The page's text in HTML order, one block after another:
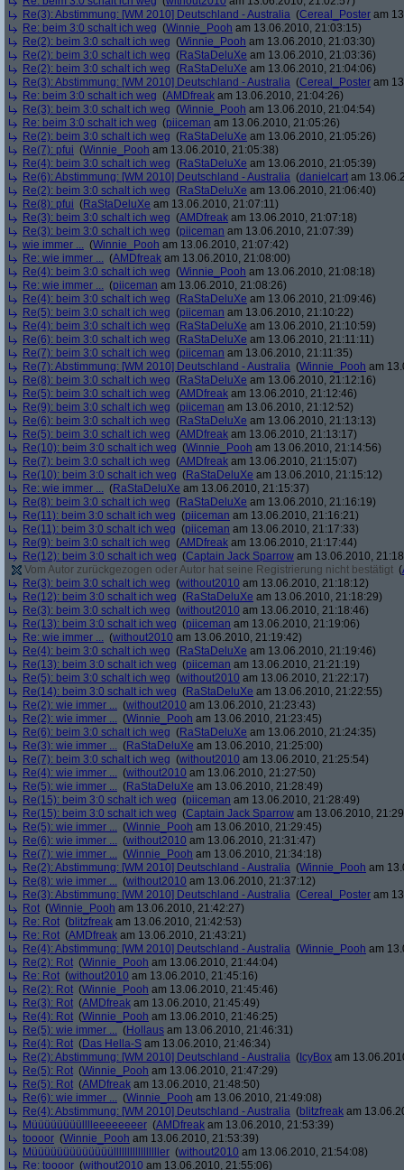
Re(3): Abstimmung: [WM 2010] Deutschland - Australia (Cereal_Poster am
Re: beim 3:0 schalt ich weg (Winnie_Pooh am 13.06.2010, 21:03:15)
Re(2): beim 3:0 schalt ich weg (Winnie_Pooh am 13.06.2010, 21:03:30)
Re(2): beim 3:0 schalt ich weg (RaStaDeluXe am 13.06.2010, 21:03:36)
Re(2): beim 3:0 schalt ich weg (RaStaDeluXe am 13.06.2010, 21:04:06)
Re(3): Abstimmung: [WM 2010] Deutschland - Australia (Cereal_Poster am
Re: beim 3:0 schalt ich weg (AMDfreak am 13.06.2010, 21:04:26)
Re(3): beim 3:0 schalt ich weg (Winnie_Pooh am 13.06.2010, 21:04:54)
Re: beim 3:0 schalt ich weg (piiceman am 13.06.2010, 21:05:26)
Re(2): beim 3:0 schalt ich weg (RaStaDeluXe am 13.06.2010, 21:05:26)
Re(7): pfui (Winnie_Pooh am 13.06.2010, 21:05:38)
Re(4): beim 3:0 schalt ich weg (RaStaDeluXe am 13.06.2010, 21:05:39)
Re(6): Abstimmung: [WM 2010] Deutschland - Australia (danielcart am
Re(2): beim 3:0 schalt ich weg (RaStaDeluXe am 13.06.2010, 21:06:40)
Re(8): pfui (RaStaDeluXe am 13.06.2010, 21:07:11)
Re(3): beim 3:0 schalt ich weg (AMDfreak am 13.06.2010, 21:07:18)
Re(3): beim 3:0 schalt ich weg (piiceman am 13.06.2010, 21:07:39)
wie immer ... (Winnie_Pooh am 13.06.2010, 21:07:42)
Re: wie immer ... (AMDfreak am 13.06.2010, 21:08:00)
Re(4): beim 3:0 schalt ich weg (Winnie_Pooh am 13.06.2010, 21:08:18)
Re: wie immer ... (piiceman am 13.06.2010, 21:08:26)
Re(4): beim 3:0 schalt ich weg (RaStaDeluXe am 13.06.2010, 21:09:46)
Re(5): beim 3:0 schalt ich weg (piiceman am 13.06.2010, 21:10:22)
Re(4): beim 3:0 schalt ich weg (RaStaDeluXe am 13.06.2010, 21:10:59)
Re(6): beim 3:0 schalt ich weg (RaStaDeluXe am 13.06.2010, 21:11:11)
Re(7): beim 3:0 schalt ich weg (piiceman am 13.06.2010, 21:11:35)
Re(7): Abstimmung: [WM 2010] Deutschland - Australia (Winnie_Pooh am
Re(8): beim 3:0 schalt ich weg (RaStaDeluXe am 13.06.2010, 21:12:16)
Re(5): beim 3:0 schalt ich weg (AMDfreak am 13.06.2010, 21:12:46)
Re(9): beim 3:0 schalt ich weg (piiceman am 13.06.2010, 21:12:52)
Re(6): beim 3:0 schalt ich weg (RaStaDeluXe am 13.06.2010, 21:13:13)
Re(5): beim 3:0 schalt ich weg (AMDfreak am 13.06.2010, 21:13:17)
Re(10): beim 3:0 schalt ich weg (Winnie_Pooh am 13.06.2010, 21:14:56)
Re(7): beim 3:0 schalt ich weg (AMDfreak am 13.06.2010, 21:15:07)
Re(10): beim 3:0 schalt ich weg (RaStaDeluXe am 13.06.2010, 21:15:12)
Re: wie immer ... (RaStaDeluXe am 13.06.2010, 21:15:37)
Re(8): beim 3:0 schalt ich weg (RaStaDeluXe am 13.06.2010, 21:16:19)
Re(11): beim 3:0 schalt ich weg (piiceman am 13.06.2010, 21:16:21)
Re(11): beim 3:0 schalt ich weg (piiceman am 13.06.2010, 21:17:33)
Re(9): beim 3:0 schalt ich weg (AMDfreak am 13.06.2010, 21:17:44)
Re(12): beim 3:0 schalt ich weg (Captain Jack Sparrow am 13.06.2010,
Vom Autor zurückgezogen oder Autor hat seine Registrierung nicht bestätigt (
Re(3): beim 3:0 schalt ich weg (without2010 am 13.06.2010, 21:18:12)
Re(12): beim 3:0 schalt ich weg (RaStaDeluXe am 13.06.2010, 21:18:29)
Re(3): beim 3:0 schalt ich weg (without2010 am 13.06.2010, 21:18:46)
Re(13): beim 3:0 schalt ich weg (piiceman am 13.06.2010, 21:19:06)
Re: wie immer ... (without2010 am 13.06.2010, 21:19:42)
Re(4): beim 3:0 schalt ich weg (RaStaDeluXe am 13.06.2010, 21:19:46)
Re(13): beim 3:0 schalt ich weg (piiceman am 13.06.2010, 21:21:19)
Re(5): beim 3:0 schalt ich weg (without2010 am 13.06.2010, 21:22:17)
Re(14): beim 3:0 schalt ich weg (RaStaDeluXe am 13.06.2010, 21:22:55)
Re(2): wie immer ... (without2010 am 13.06.2010, 21:23:43)
Re(2): wie immer ... (Winnie_Pooh am 13.06.2010, 21:23:45)
Re(6): beim 3:0 schalt ich weg (RaStaDeluXe am 13.06.2010, 21:24:35)
Re(3): wie immer ... (RaStaDeluXe am 13.06.2010, 21:25:00)
Re(7): beim 3:0 schalt ich weg (without2010 am 13.06.2010, 21:25:54)
Re(4): wie immer ... (without2010 am 13.06.2010, 21:27:50)
Re(5): wie immer ... (RaStaDeluXe am 13.06.2010, 21:28:49)
Re(15): beim 3:0 schalt ich weg (piiceman am 13.06.2010, 21:28:49)
Re(15): beim 3:0 schalt ich weg (Captain Jack Sparrow am 13.06.2010,
Re(5): wie immer ... (Winnie_Pooh am 13.06.2010, 21:29:45)
Re(6): wie immer ... (without2010 am 13.06.2010, 21:31:47)
Re(7): wie immer ... (Winnie_Pooh am 13.06.2010, 21:34:18)
Re(2): Abstimmung: [WM 2010] Deutschland - Australia (Winnie_Pooh am
Re(8): wie immer ... (without2010 am 13.06.2010, 21:37:12)
Re(3): Abstimmung: [WM 2010] Deutschland - Australia (Cereal_Poster am
Rot (Winnie_Pooh am 13.06.2010, 21:42:27)
Re: Rot (blitzfreak am 13.06.2010, 21:42:53)
Re: Rot (AMDfreak am 13.06.2010, 21:43:21)
Re(4): Abstimmung: [WM 2010] Deutschland - Australia (Winnie_Pooh am
Re(2): Rot (Winnie_Pooh am 13.06.2010, 21:44:04)
Re: Rot (without2010 am 13.06.2010, 21:45:16)
Re(2): Rot (Winnie_Pooh am 13.06.2010, 21:45:46)
Re(3): Rot (AMDfreak am 13.06.2010, 21:45:49)
Re(4): Rot (Winnie_Pooh am 13.06.2010, 21:46:25)
Re(5): wie immer ... (Hollaus am 13.06.2010, 21:46:31)
Re(4): Rot (Das Hella-S am 13.06.2010, 21:46:34)
Re(2): Abstimmung: [WM 2010] Deutschland - Australia ( IcyBox am
Re(5): Rot (Winnie_Pooh am 13.06.2010, 21:47:29)
Re(5): Rot (AMDfreak am 13.06.2010, 21:48:50)
Re(6): wie immer ... (Winnie_Pooh am 13.06.2010, 21:49:08)
Re(4): Abstimmung: [WM 2010] Deutschland - Australia (blitzfreak am
Müüüüüüüülllleeeeeeeer (AMDfreak am 13.06.2010, 21:53:39)
toooor (Winnie_Pooh am 13.06.2010, 21:53:39)
Müüüüüüüüüüüüülllllllllllllllller (without2010 am 13.06.2010, 21:54:08)
Re: toooor (without2010 am 13.06.2010, 21:55:06)